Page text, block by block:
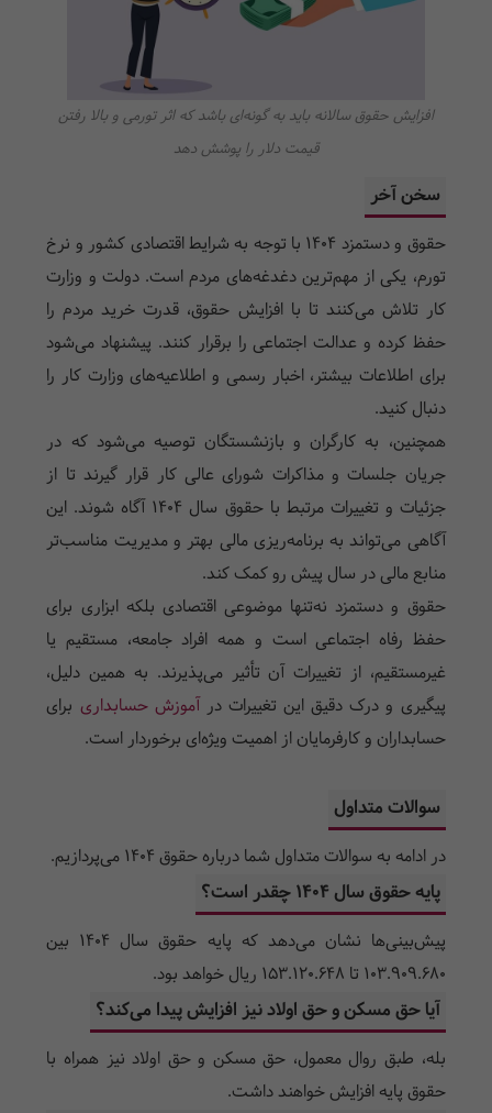
افزایش حقوق سالانه باید به گونه‌ای باشد که اثر تورمی و بالا رفتن
قیمت دلار را پوشش دهد
سخن آخر
حقوق و دستمزد ۱۴۰۴ با توجه به شرایط اقتصادی کشور و نرخ
تورم، یکی از مهم‌ترین دغدغه‌های مردم است. دولت و وزارت
کار تلاش می‌کنند تا با افزایش حقوق، قدرت خرید مردم را
حفظ کرده و عدالت اجتماعی را برقرار کنند. پیشنهاد می‌شود
برای اطلاعات بیشتر، اخبار رسمی و اطلاعیه‌های وزارت کار را
دنبال کنید.
همچنین، به کارگران و بازنشستگان توصیه می‌شود که در
جریان جلسات و مذاکرات شورای عالی کار قرار گیرند تا از
جزئیات و تغییرات مرتبط با حقوق سال ۱۴۰۴ آگاه شوند. این
آگاهی می‌تواند به برنامه‌ریزی مالی بهتر و مدیریت مناسب‌تر
منابع مالی در سال پیش رو کمک کند.
حقوق و دستمزد نه‌تنها موضوعی اقتصادی بلکه ابزاری برای
حفظ رفاه اجتماعی است و همه افراد جامعه، مستقیم یا
غیرمستقیم، از تغییرات آن تأثیر می‌پذیرند. به همین دلیل،
پیگیری و درک دقیق این تغییرات درآموزش حسابداری برای
حسابداران و کارفرمایان از اهمیت ویژه‌ای برخوردار است.
سوالات متداول
در ادامه به سوالات متداول شما درباره حقوق 1404 می‌پردازیم.
پایه حقوق سال ۱۴۰۴ چقدر است؟
پیش‌بینی‌ها نشان می‌دهد که پایه حقوق سال ۱۴۰۴ بین
103.909.680 تا 153.120.648 ریال خواهد بود.
آیا حق مسکن و حق اولاد نیز افزایش پیدا می‌کند؟
بله، طبق روال معمول، حق مسکن و حق اولاد نیز همراه با
حقوق پایه افزایش خواهند داشت.